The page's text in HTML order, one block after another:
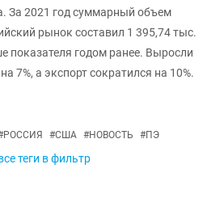
За 2021 год суммарный объем
рынок составил 1 395,74 тыс.
показателя годом ранее. Выросли
7%, а экспорт сократился на 10%.
РОССИЯ #США #НОВОСТЬ #ПЭ
теги в фильтр